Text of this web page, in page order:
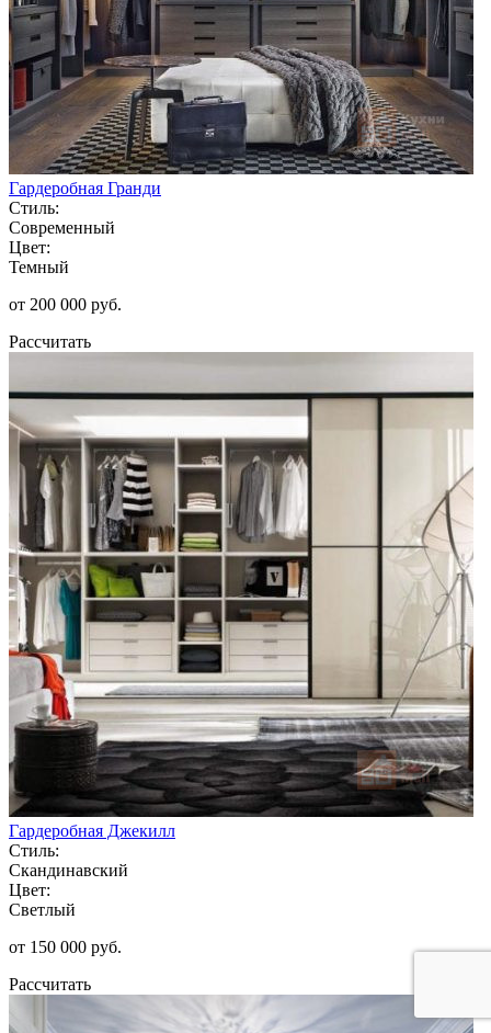
Гардеробная Гранди
Стиль:
Современный
Цвет:
Темный
от 200 000 руб.
Рассчитать
Гардеробная Джекилл
Стиль:
Скандинавский
Цвет:
Светлый
от 150 000 руб.
Рассчитать